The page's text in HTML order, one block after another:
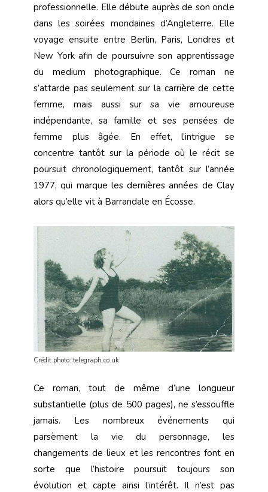
professionnelle. Elle débute auprès de son oncle
dans les soirées mondaines d’Angleterre. Elle
voyage ensuite entre Berlin, Paris, Londres et
New York afin de poursuivre son apprentissage
du medium photographique. Ce roman ne
s’attarde pas seulement sur la carrière de cette
femme, mais aussi sur sa vie amoureuse
indépendante, sa famille et ses pensées de
femme plus âgée. En effet, l’intrigue se
concentre tantôt sur la période où le récit se
poursuit chronologiquement, tantôt sur l’année
1977, qui marque les dernières années de Clay
alors qu’elle vit à Barrandale en Écosse.
Crédit photo: telegraph.co.uk
Ce roman, tout de même d’une longueur
substantielle (plus de 500 pages), ne s’essouffle
jamais. Les nombreux événements qui
parsèment la vie du personnage, les
changements de lieux et les rencontres font en
sorte que l’histoire poursuit toujours son
évolution et capte ainsi l’intérêt. Il n’est pas